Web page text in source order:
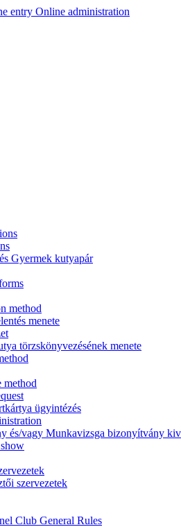
entry Online administration
Gyermek kutyapár
method
menete
törzskönyvezésének menete
method
ügyintézés
és/vagy Munkavizsga bizonyítvány
szervezetek
Club General Rules